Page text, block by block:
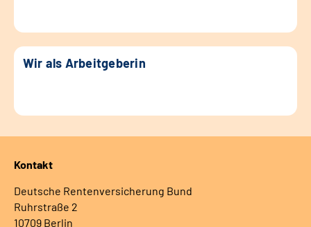
Wir als Arbeitgeberin
Kontakt
Deutsche Rentenversicherung Bund
Ruhrstraße 2
10709 Berlin